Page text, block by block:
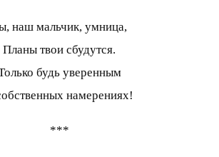
наш мальчик, умница,
Планы твои сбудутся.
будь уверенным
намерениях!
***